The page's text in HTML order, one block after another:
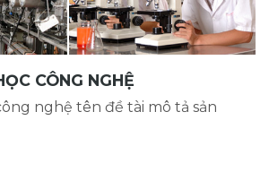
CÔNG NGHỆ
nghệ tên đề tài mô tả sản